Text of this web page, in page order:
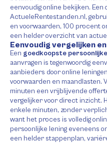
eenvoudig online bekijken. Een
ActueleRentestanden.nl,
en voorwaarden, 100 procent
een helder overzicht van
Eenvoudig vergelijken
Een goedkoopste
aanvragen is tegenwoordig
aanbieders door online
voorwaarden en maandlasten.
minuten een vrijblijvende
vergelijker voor direct inzicht.
enkele minuten, zonder
want het proces is volledig
persoonlijke lening eveneens
een helder stappenplan,